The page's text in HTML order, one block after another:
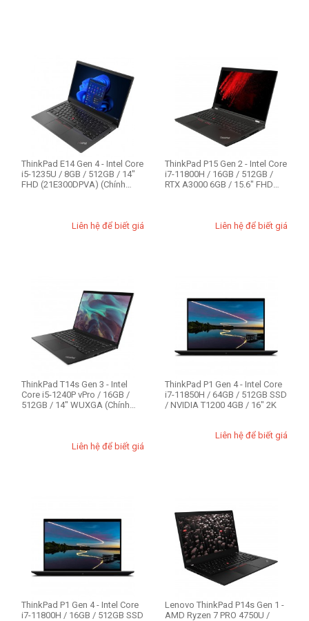
ThinkPad E14 Gen 4 - Intel Core
i5-1235U / 8GB / 512GB / 14"
FHD (21E300DPVA) (Chính
Liên hệ để biết giá
ThinkPad P15 Gen 2 - Intel Core
i7-11800H / 16GB / 512GB /
RTX A3000 6GB / 15.6" FHD
Liên hệ để biết giá
ThinkPad T14s Gen 3 - Intel
Core i5-1240P vPro / 16GB /
512GB / 14" WUXGA (Chính
Liên hệ để biết giá
ThinkPad P1 Gen 4 - Intel Core
i7-11850H / 64GB / 512GB SSD
/ NVIDIA T1200 4GB / 16" 2K
Liên hệ để biết giá
ThinkPad P1 Gen 4 - Intel Core
i7-11800H / 16GB / 512GB SSD
Lenovo ThinkPad P14s Gen 1 -
AMD Ryzen 7 PRO 4750U /